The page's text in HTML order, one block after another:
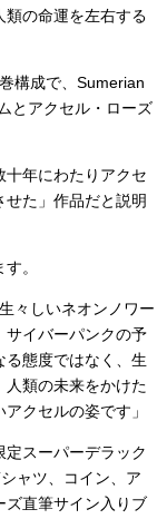
類の命運を左右する
構成で、Sumerian
とアクセル・ローズ
年にわたりアクセ
た」作品だと説明
。
々しいネオンノワー
サイバーパンクの予
態度ではなく、生
人類の未来をかけた
クセルの姿です」
スーパーデラック
ャツ、コイン、ア
ズ直筆サイン入りブ